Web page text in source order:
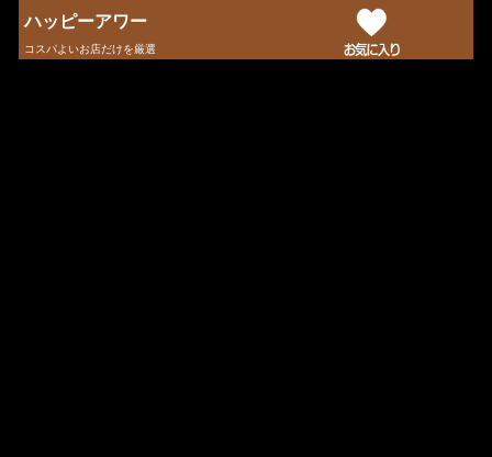
ハッピーアワー
コスパよいお店だけを厳選